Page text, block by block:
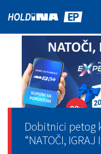
Dobitnici petog
“NATOČI, IGRAJ